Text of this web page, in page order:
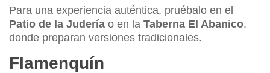
Para una experiencia auténtica, pruébalo en el
Patio de la Judería o en la Taberna El Abanico,
donde preparan versiones tradicionales.
Flamenquín